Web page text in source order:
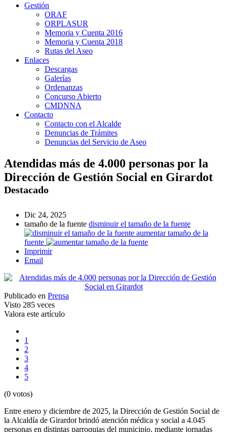
Gestión
ORAF
ORPLASUR
Memoria y Cuenta 2016
Memoria y Cuenta 2018
Rutas del Aseo
Enlaces
Descargas
Galerías
Ordenanzas
Concurso Abierto
CMDNNA
Contacto
Contacto con el Alcalde
Denuncias de Trámites
Denuncias del Servicio de Aseo
Atendidas más de 4.000 personas por la
Dirección de Gestión Social en Girardot
Destacado
Dic 24, 2025
tamaño de la fuente disminuir el tamaño de la fuente
aumentar tamaño de la
fuente
Imprimir
Email
Publicado en Prensa
Visto 285 veces
Valora este artículo
1
2
3
4
5
(0 votos)
Entre enero y diciembre de 2025, la Dirección de Gestión Social de
la Alcaldía de Girardot brindó atención médica y social a 4.045
personas en distintas parroquias del municipio, mediante jornadas